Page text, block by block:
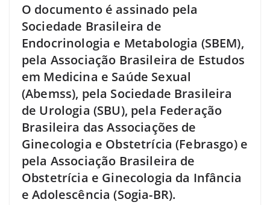
O documento é assinado pela
Sociedade Brasileira de
Endocrinologia e Metabologia (SBEM),
pela Associação Brasileira de Estudos
em Medicina e Saúde Sexual
(Abemss), pela Sociedade Brasileira
de Urologia (SBU), pela Federação
Brasileira das Associações de
Ginecologia e Obstetrícia (Febrasgo) e
pela Associação Brasileira de
Obstetrícia e Ginecologia da Infância
e Adolescência (Sogia-BR).